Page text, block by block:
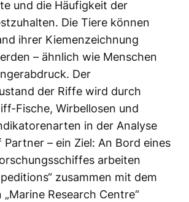
und die Häufigkeit der
Die Tiere können
ihrer Kiemenzeichnung
– ähnlich wie Menschen
Der
der Riffe wird durch
Fische, Wirbellosen und
in der Analyse
– ein Ziel: An Bord eines
arbeiten
zusammen mit dem
Research Centre“